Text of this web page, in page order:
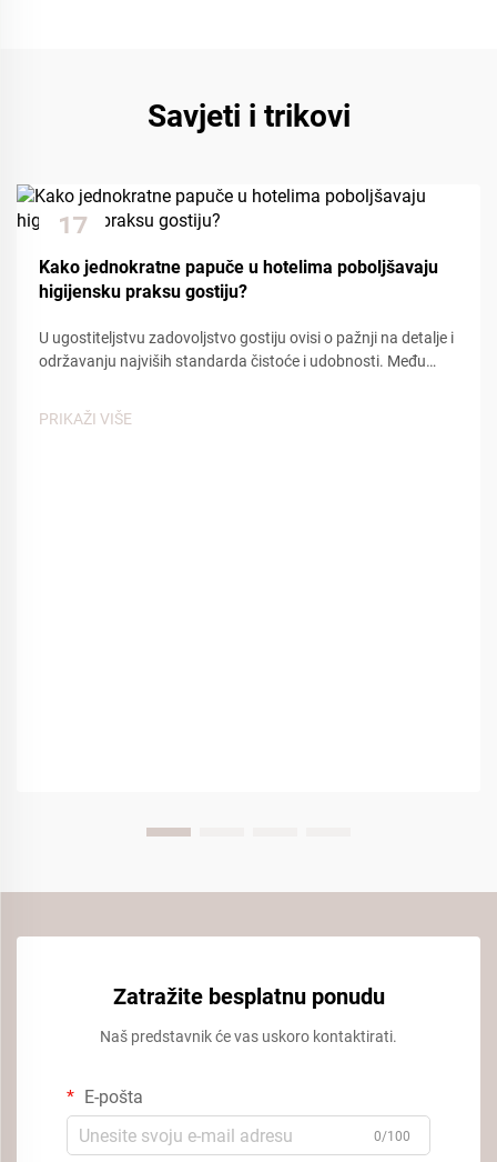
Savjeti i trikovi
17
Dec
Kako jednokratne papuče u hotelima poboljšavaju
higijensku praksu gostiju?
U ugostiteljstvu zadovoljstvo gostiju ovisi o pažnji na detalje i
održavanju najviših standarda čistoće i udobnosti. Među
gostiju, hotelske jednokratne papuče pl...
PRIKAŽI VIŠE
Zatražite besplatnu ponudu
Naš predstavnik će vas uskoro kontaktirati.
E-pošta
0/100